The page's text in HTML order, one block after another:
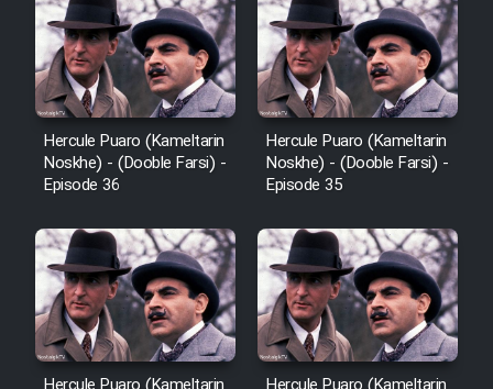
Serial Hojr ebn Oday 1381
Film Akharin Marhaleh
Film Atash Penhan
Animeishen Cinemaei Safar Be
Sarzamin Dur
Film Jangju Pirooz
Film Padzahr
Hercule Puaro (Kameltarin
Noskhe) - (Dooble Farsi) -
Episode 36
Hercule Puaro (Kameltarin
Noskhe) - (Dooble Farsi) -
Episode 35